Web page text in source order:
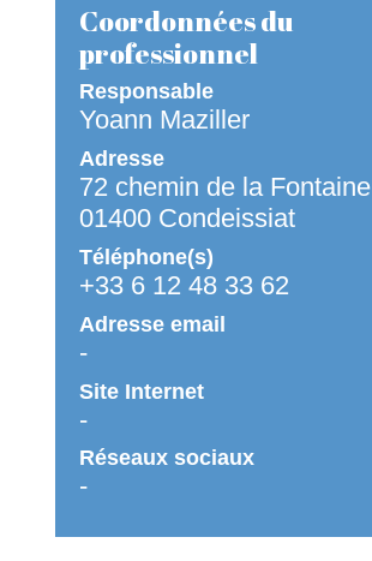
Coordonnées du
professionnel
Responsable
Yoann Maziller
Adresse
72 chemin de la Fontaine
01400 Condeissiat
Téléphone(s)
+33 6 12 48 33 62
Adresse email
-
Site Internet
-
Réseaux sociaux
-